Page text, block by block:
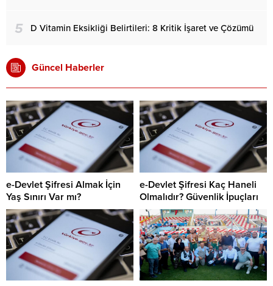
5 D Vitamin Eksikliği Belirtileri: 8 Kritik İşaret ve Çözümü
Güncel Haberler
e-Devlet Şifresi Almak İçin
Yaş Sınırı Var mı?
e-Devlet Şifresi Kaç Haneli
Olmalıdır? Güvenlik İpuçları